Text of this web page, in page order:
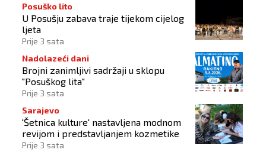
Posuško lito
U Posušju zabava traje tijekom cijelog
ljeta
Prije 3 sata
Nadolazeći dani
Brojni zanimljivi sadržaji u sklopu
"Posuškog lita"
Prije 3 sata
Sarajevo
'Šetnica kulture' nastavljena modnom
revijom i predstavljanjem kozmetike
Prije 3 sata